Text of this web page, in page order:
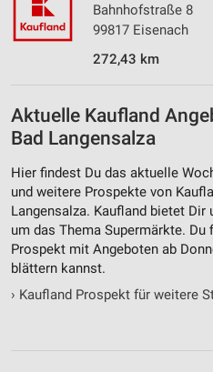
Bahnhofstraße 8
99817 Eisenach
272,43 km
Aktuelle Kaufland
Bad Langensalza
Hier findest Du das aktuelle
und weitere Prospekte von
Langensalza. Kaufland bietet
um das Thema Supermärkte.
Prospekt mit Angeboten ab
blättern kannst.
› Kaufland Prospekt für weitere